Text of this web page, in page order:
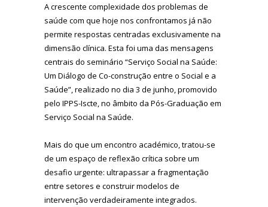
A crescente complexidade dos problemas de
saúde com que hoje nos confrontamos já não
permite respostas centradas exclusivamente na
dimensão clínica. Esta foi uma das mensagens
centrais do seminário “Serviço Social na Saúde:
Um Diálogo de Co-construção entre o Social e a
Saúde”, realizado no dia 3 de junho, promovido
pelo IPPS-Iscte, no âmbito da Pós-Graduação em
Serviço Social na Saúde.
Mais do que um encontro académico, tratou-se
de um espaço de reflexão crítica sobre um
desafio urgente: ultrapassar a fragmentação
entre setores e construir modelos de
intervenção verdadeiramente integrados.